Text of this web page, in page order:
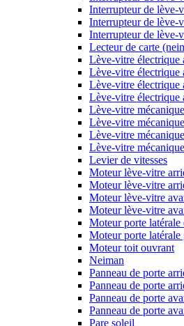
Interrupteur de lève-
Interrupteur de lève-
Interrupteur de lève-
Lecteur de carte
Lève-vitre électrique
Lève-vitre électrique
Lève-vitre électrique
Lève-vitre électrique
Lève-vitre
Lève-vitre
Lève-vitre
Lève-vitre
Levier de vitesses
Moteur lève-vitre
Moteur lève-vitre
Moteur lève-vitre
Moteur lève-vitre
Moteur porte latérale
Moteur porte latérale
Moteur toit ouvrant
Neiman
Panneau de porte
Panneau de porte
Panneau de porte
Panneau de porte
Pare soleil